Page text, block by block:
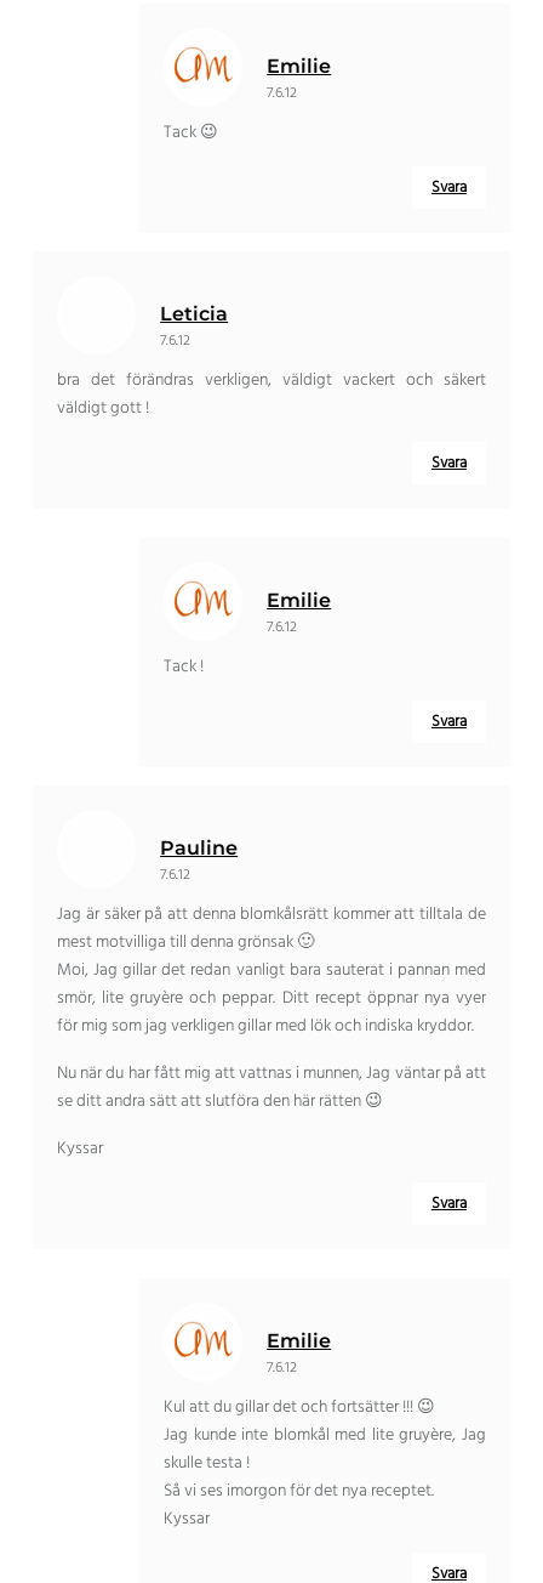
Emilie
7.6.12
Tack 😉
Svara
Leticia
7.6.12
bra det förändras verkligen, väldigt vackert och säkert
väldigt gott !
Svara
Emilie
7.6.12
Tack !
Svara
Pauline
7.6.12
Jag är säker på att denna blomkålsrätt kommer att tilltala de
mest motvilliga till denna grönsak 🙂
Moi, Jag gillar det redan vanligt bara sauterat i pannan med
smör, lite gruyère och peppar. Ditt recept öppnar nya vyer
för mig som jag verkligen gillar med lök och indiska kryddor.
Nu när du har fått mig att vattnas i munnen, Jag väntar på att
se ditt andra sätt att slutföra den här rätten 😉
Kyssar
Svara
Emilie
7.6.12
Kul att du gillar det och fortsätter !!! 😉
Jag kunde inte blomkål med lite gruyère, Jag
skulle testa !
Så vi ses imorgon för det nya receptet.
Kyssar
Svara